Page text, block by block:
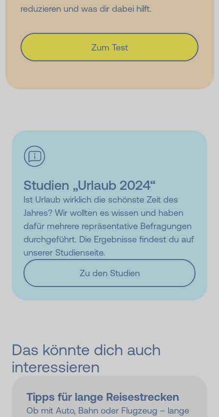
reduzieren und was dir dabei hilft.
Zum Test
Studien „Urlaub 2024“
Ist Urlaub wirklich die schönste Zeit des
Jahres? Wir wollten es wissen und haben
dafür mehrere repräsentative Befragungen
durchgeführt. Die Ergebnisse findest du auf
unserer Studienseite.
Zu den Studien
Das könnte dich auch
interessieren
Tipps für lange Reisestrecken
Ob mit Auto, Bahn oder Flugzeug – lange